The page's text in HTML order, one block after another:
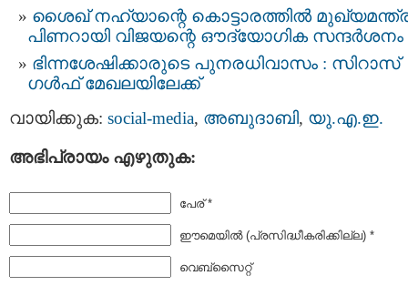
ശൈഖ് നഹ്യാന്റെ കൊട്ടാരത്തിൽ
പിണറായി വിജയന്റെ ഔദ്യോഗിക സന്ദർശനം
ഭിന്നശേഷിക്കാരുടെ പുനരധിവാസം : സിറാസ്
ഗൾഫ് മേഖലയിലേക്ക്
വായിക്കുക: social-media, അബുദാബി, യു.എ.ഇ.
അഭിപ്രായം എഴുതുക:
പേര് *
ഈമെയില്‍ (പ്രസിദ്ധീകരിക്കില്ല) *
വെബ്സൈറ്റ്